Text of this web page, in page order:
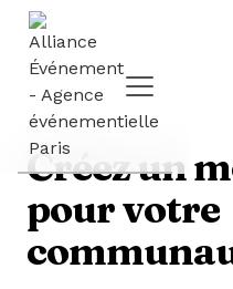
Créez un
pour votre